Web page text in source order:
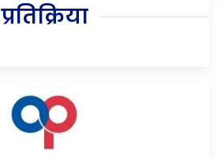
प्रतिक्रिया